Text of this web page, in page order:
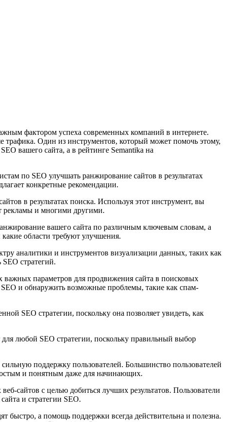
фактором успеха современных компаний в интернете.
трафика. Один из инструментов, который может помочь этому,
вашего сайта, а в рейтинге Semantika на
по SEO улучшать ранжирование сайтов в результатах
конкретные рекомендации.
в результатах поиска. Используя этот инструмент, вы
рекламы и многими другими.
вашего сайта по различным ключевым словам, а
области требуют улучшения.
аналитики и инструментов визуализации данных, таких как
стратегий.
параметров для продвижения сайта в поисковых
SEO и обнаружить возможные проблемы, такие как спам-
SEO стратегии, поскольку она позволяет увидеть, как
любой SEO стратегии, поскольку правильный выбор
поддержку пользователей. Большинство пользователей
и понятным даже для начинающих.
сайтов с целью добиться лучших результатов. Пользователи
и стратегии SEO.
быстро, а помощь поддержки всегда действительна и полезна.